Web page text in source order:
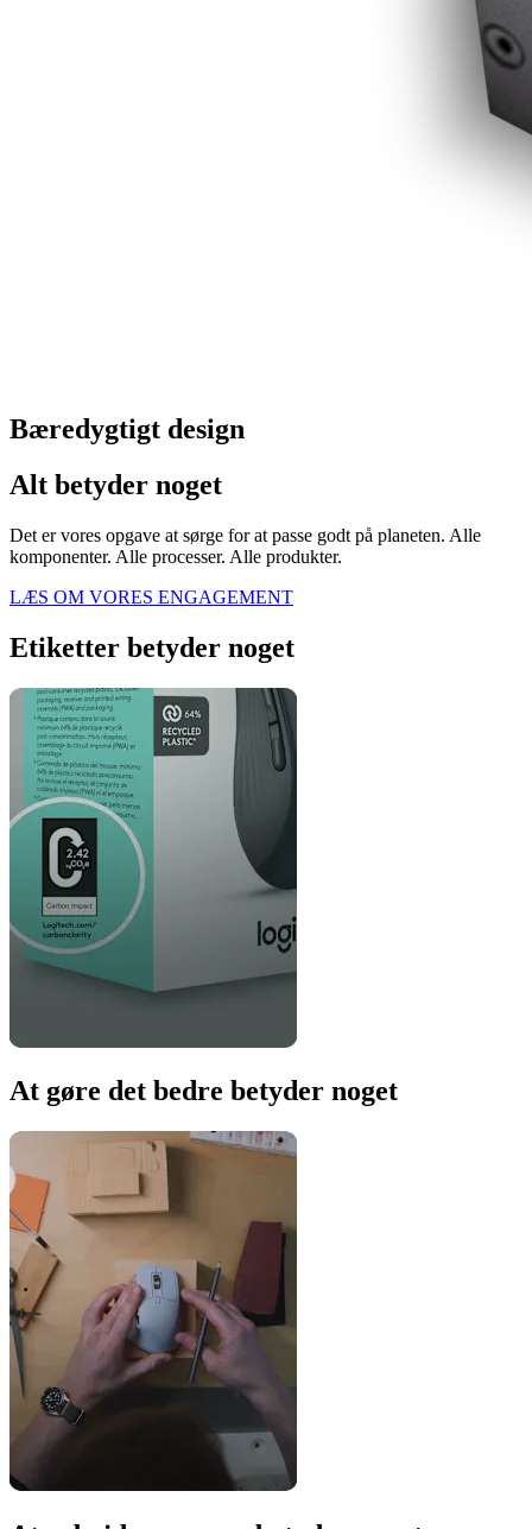
Bæredygtigt design
Alt betyder noget
Det er vores opgave at sørge for at passe godt på planeten. Alle
komponenter. Alle processer. Alle produkter.
LÆS OM VORES ENGAGEMENT
Etiketter betyder noget
At gøre det bedre betyder noget